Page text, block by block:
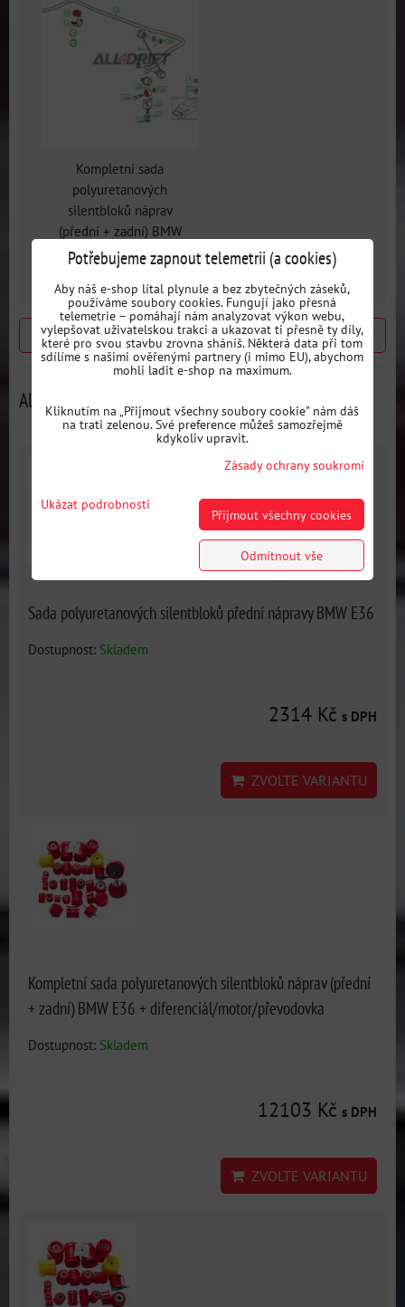
Kompletní sada
polyuretanových
silentbloků náprav
(přední + zadní) BMW
E36 + diferenciál
Předchozí produkt Následující produkt
Alternativní produkty
Sada polyuretanových silentbloků přední nápravy BMW E36
Dostupnost: Skladem
2314 Kč s DPH
ZVOLTE VARIANTU
Kompletní sada polyuretanových silentbloků náprav (přední
+ zadní) BMW E36 + diferenciál/motor/převodovka
Dostupnost: Skladem
12103 Kč s DPH
ZVOLTE VARIANTU
Potřebujeme zapnout telemetrii (a cookies)
Aby náš e-shop lítal plynule a bez zbytečných záseků,
používáme soubory cookies. Fungují jako přesná
telemetrie – pomáhají nám analyzovat výkon webu,
vylepšovat uživatelskou trakci a ukazovat ti přesně ty díly,
které pro svou stavbu zrovna sháníš. Některá data při tom
sdílíme s našimi ověřenými partnery (i mimo EU), abychom
mohli ladit e-shop na maximum.
Kliknutím na „Přijmout všechny soubory cookie" nám dáš
na trati zelenou. Své preference můžeš samozřejmě
kdykoliv upravit.
Zásady ochrany soukromí
Ukázat podrobnosti
Přijmout všechny cookies
Odmítnout vše